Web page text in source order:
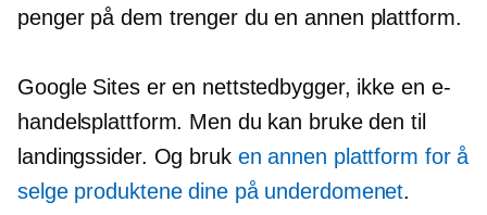
penger på dem trenger du en annen plattform.
Google Sites er en nettstedbygger, ikke en e-
handelsplattform. Men du kan bruke den til
landingssider. Og bruk en annen plattform for å
selge produktene dine på underdomenet.